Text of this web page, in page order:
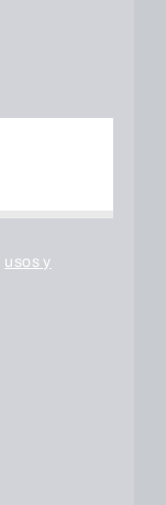
usos y